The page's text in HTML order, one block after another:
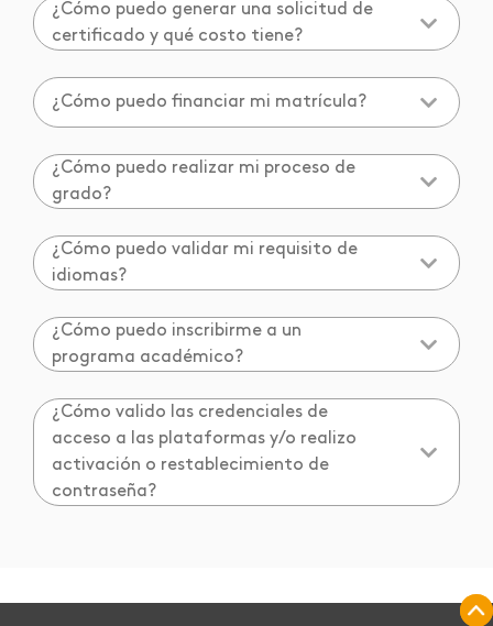
¿Cómo puedo generar una solicitud de
certificado y qué costo tiene?
¿Cómo puedo financiar mi matrícula?
¿Cómo puedo realizar mi proceso de
grado?
¿Cómo puedo validar mi requisito de
idiomas?
¿Cómo puedo inscribirme a un
programa académico?
¿Cómo valido las credenciales de
acceso a las plataformas y/o realizo
activación o restablecimiento de
contraseña?